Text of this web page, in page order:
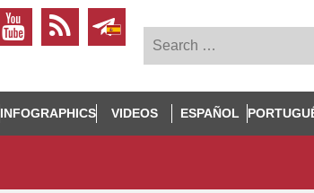
INFOGRAPHICS VIDEOS ESPAÑOL